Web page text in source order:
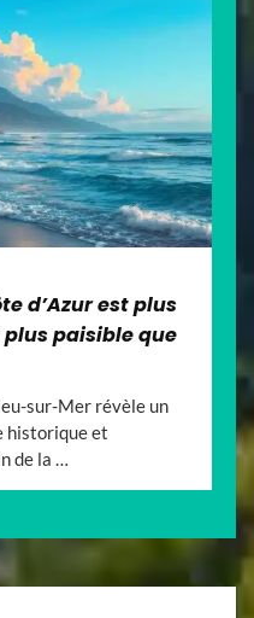
d’Azur est plus
paisible que
sur-Mer révèle un
historique et
de la …